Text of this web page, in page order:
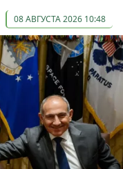
08 АВГУСТА 2026 10:48